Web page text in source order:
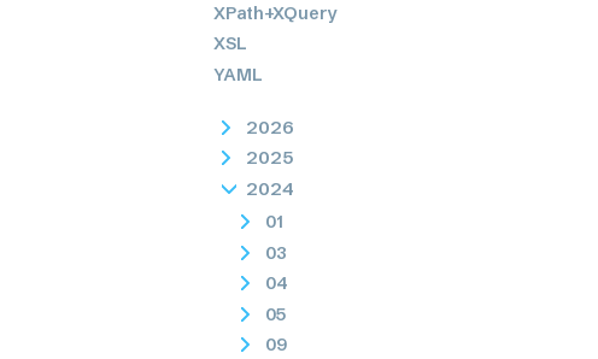
XPath+XQuery
XSL
YAML
2026
2025
2024
01
03
04
05
09